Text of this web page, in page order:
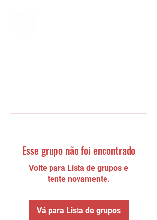
Esse grupo não foi encontrado
Volte para Lista de grupos e
tente novamente.
Vá para Lista de grupos